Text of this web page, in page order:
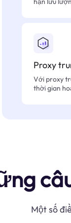
Proxy
Với proxy
thời gian
Một số